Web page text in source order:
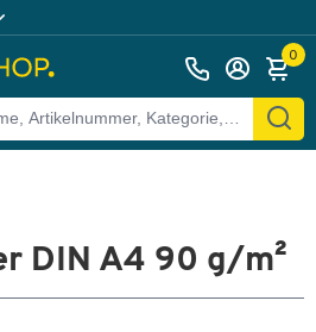
0
DIN A4 90 g/m²